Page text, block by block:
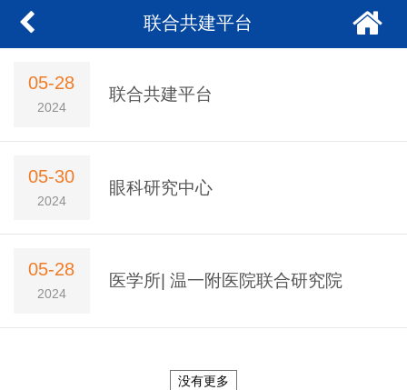
联合共建平台
05-28
2024
联合共建平台
05-30
2024
眼科研究中心
05-28
2024
医学所| 温一附医院联合研究院
没有更多